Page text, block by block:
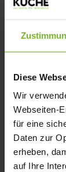
Diese
Wir
Webseiten-
für eine
Daten zur
erheben,
auf Ihre
Das
gliedert
Aktiv